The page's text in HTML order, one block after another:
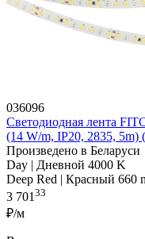
036096
Светодиодная лента
(14 W/m, IP20, 2835,
Произведено в Беларуси
Day | Дневной 4000 K
Deep Red | Красный 660
3 70133
₽/м